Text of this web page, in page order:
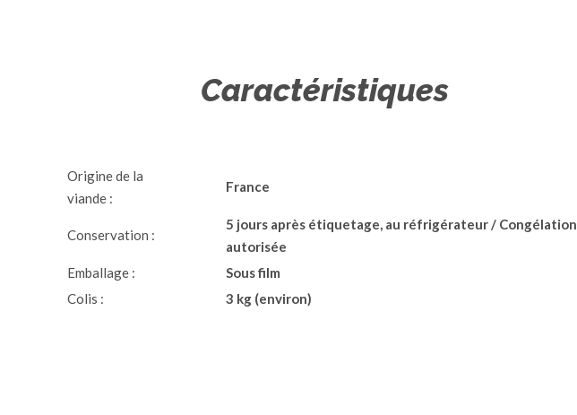
Caractéristiques
Origine de la
viande :
France
Conservation :
5 jours après étiquetage, au réfrigérateur / Congélation
autorisée
Emballage :
Sous film
Colis :
3 kg (environ)